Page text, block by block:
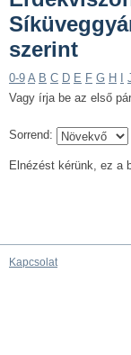
szerint
0-9 A B C D E F G H
Vagy írja be az első
Sorrend:
Elnézést kérünk, ez a
Kapcsolat